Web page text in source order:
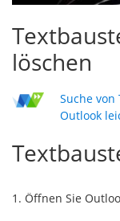
löschen
Suche von
Outlook
1. Öffnen Sie